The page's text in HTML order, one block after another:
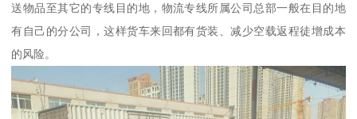
送物品至其它的专线目的地，物流专线所属公司总部一般在目的地
有自己的分公司，这样货车来回都有货装、减少空载返程徒增成本
的风险。